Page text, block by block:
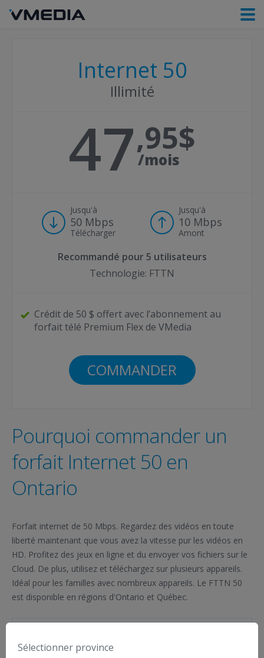
Sélectionner province
Internet 50
Illimité
47 95
/mois
Jusqu'à
50 Mbps
Télécharger
Jusqu'à
10 Mbps
Amont
Recommandé pour 5 utilisateurs
Technologie: FTTN
Crédit de 50 $ offert avec l’abonnement au
forfait télé Premium Flex de VMedia
COMMANDER
Pourquoi commander un
forfait Internet 50 en
Ontario
Forfait internet de 50 Mbps. Regardez des vidéos en toute
liberté maintenant que vous avez la vitesse pur les vidéos en
HD. Profitez des jeux en ligne et du envoyer vos fichiers sur le
Cloud. De plus, utilisez et téléchargez sur plusieurs appareils.
Idéal pour les familles avec nombreux appareils. Le FTTN 50
est disponible en régions d'Ontario et Québec.
Informations Importantes